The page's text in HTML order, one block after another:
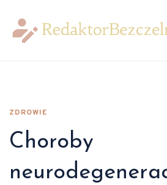
ZDROWIE
Choroby